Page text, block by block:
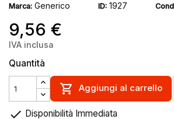
Marca: Generico ID: 1927
9,56 €
IVA inclusa
Quantità
 Aggiungi al carrello
 Disponibilità Immediata